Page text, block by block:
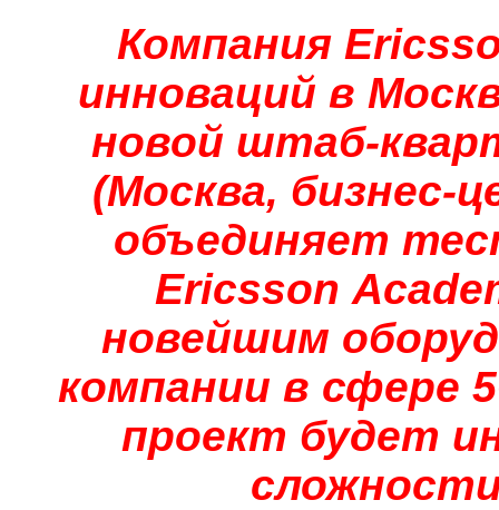
Компания
инноваций в
новой штаб-
(Москва, бизнес-
объединяет
Ericsson
новейшим
компании в сфере 5
проект будет